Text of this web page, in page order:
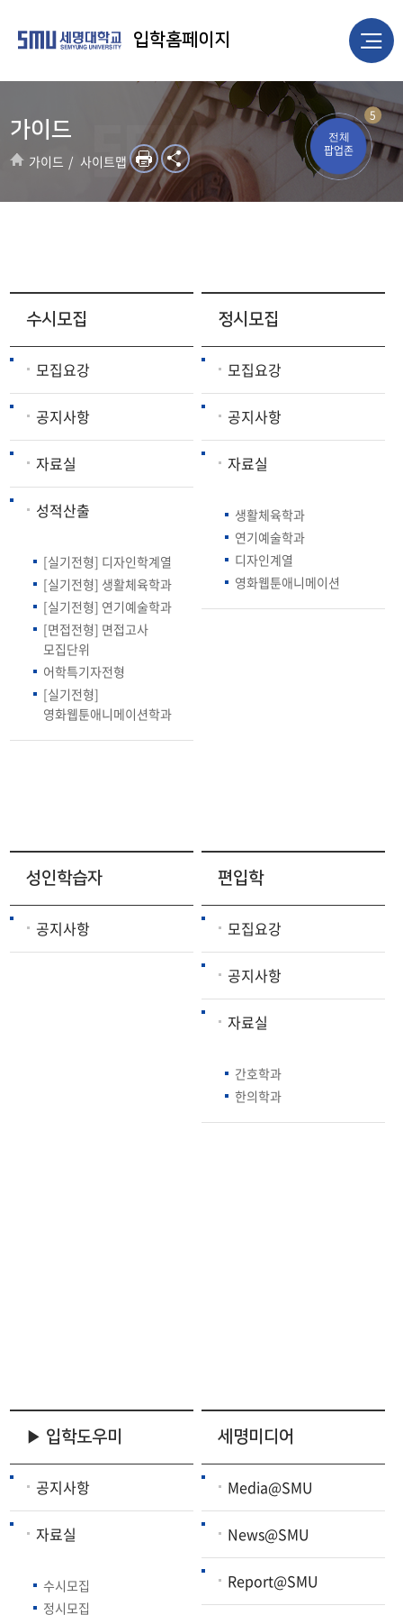
5
전체
팝업존
입학홈페이지
가이드
가이드 사이트맵
수시모집
모집요강
공지사항
자료실
성적산출
[실기전형] 디자인학계열
[실기전형] 생활체육학과
[실기전형] 연기예술학과
[면접전형] 면접고사
모집단위
어학특기자전형
[실기전형]
영화웹툰애니메이션학과
정시모집
모집요강
공지사항
자료실
생활체육학과
연기예술학과
디자인계열
영화웹툰애니메이션
성인학습자
공지사항
편입학
모집요강
공지사항
자료실
간호학과
한의학과
▶ 입학도우미
공지사항
자료실
수시모집
정시모집
세명미디어
Media@SMU
News@SMU
Report@SMU